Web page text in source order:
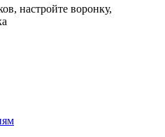
настройте воронку,